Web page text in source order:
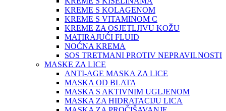
KREME S KOLAGENOM
KREME S VITAMINOM C
KREME ZA OSJETLJIVU KOŽU
MATIRAJUĆI FLUID
NOĆNA KREMA
SOS TRETMANI PROTIV NEPRAVILNOSTI
MASKE ZA LICE
ANTI-AGE MASKA ZA LICE
MASKA OD BLATA
MASKA S AKTIVNIM UGLJENOM
MASKA ZA HIDRATACIJU LICA